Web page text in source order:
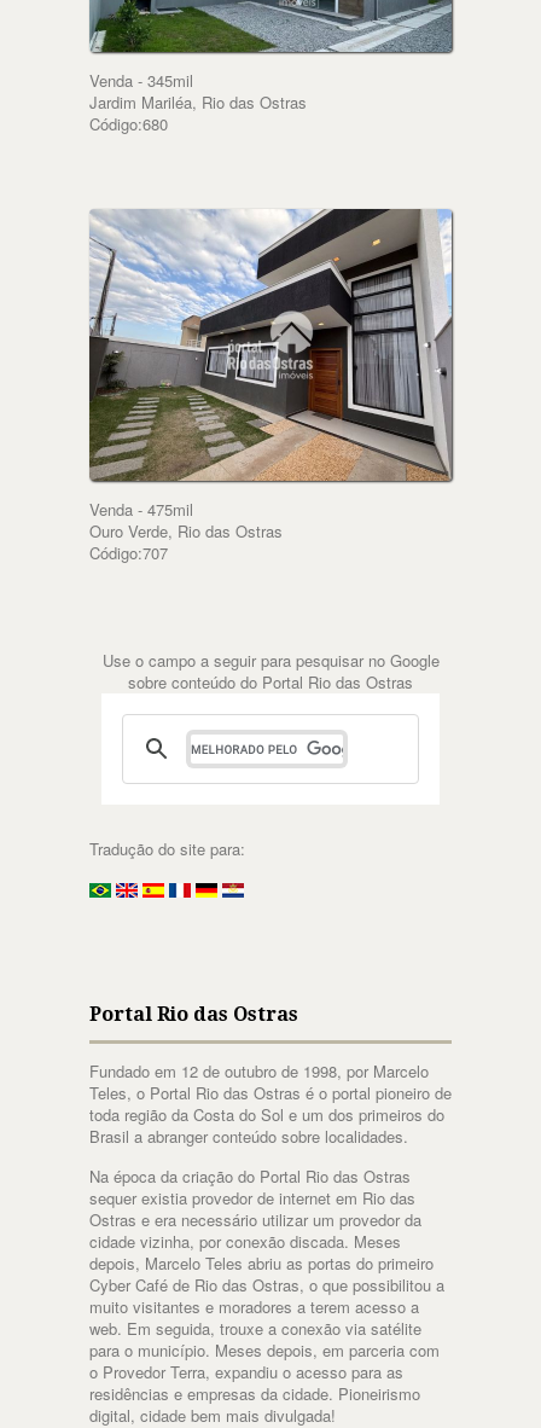
Venda - 345mil
Jardim Mariléa, Rio das Ostras
Código:680
Venda - 475mil
Ouro Verde, Rio das Ostras
Código:707
Use o campo a seguir para pesquisar no Google
sobre conteúdo do Portal Rio das Ostras
Tradução do site para:
Portal Rio das Ostras
Fundado em 12 de outubro de 1998, por Marcelo
Teles, o Portal Rio das Ostras é o portal pioneiro de
toda região da Costa do Sol e um dos primeiros do
Brasil a abranger conteúdo sobre localidades.
Na época da criação do Portal Rio das Ostras
sequer existia provedor de internet em Rio das
Ostras e era necessário utilizar um provedor da
cidade vizinha, por conexão discada. Meses
depois, Marcelo Teles abriu as portas do primeiro
Cyber Café de Rio das Ostras, o que possibilitou a
muito visitantes e moradores a terem acesso a
web. Em seguida, trouxe a conexão via satélite
para o município. Meses depois, em parceria com
o Provedor Terra, expandiu o acesso para as
residências e empresas da cidade. Pioneirismo
digital, cidade bem mais divulgada!